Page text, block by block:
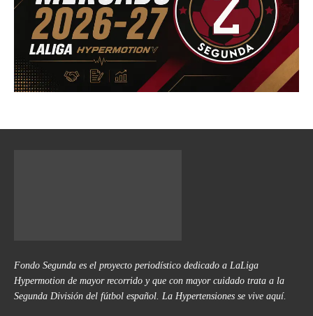
Fondo Segunda es el proyecto periodístico dedicado a LaLiga
Hypermotion de mayor recorrido y que con mayor cuidado trata a la
Segunda División del fútbol español. La Hypertensiones se vive aquí.